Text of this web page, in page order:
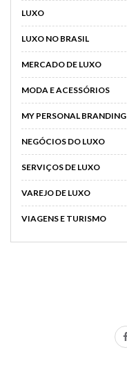
LUXO
LUXO NO BRASIL
MERCADO DE LUXO
MODA E ACESSÓRIOS
MY PERSONAL BRANDING
NEGÓCIOS DO LUXO
SERVIÇOS DE LUXO
VAREJO DE LUXO
VIAGENS E TURISMO